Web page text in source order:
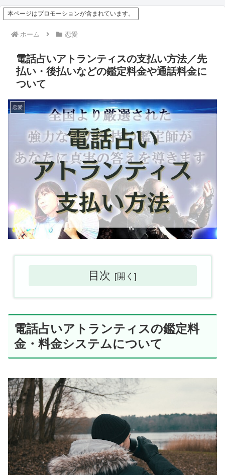
本ページはプロモーションが含まれています。
ホーム 恋愛
電話占いアトランティスの支払い方法／先
払い・後払いなどの鑑定料金や通話料金に
ついて
恋愛
目次
電話占いアトランティスの鑑定料
金・料金システムについて